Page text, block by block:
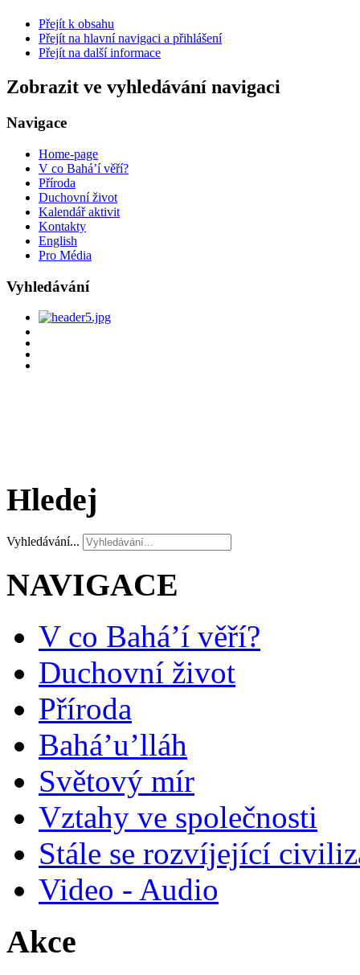
Přejít k obsahu
Přejít na hlavní navigaci a přihlášení
Přejít na další informace
Zobrazit ve vyhledávání navigaci
Navigace
Home-page
V co Bahá’í věří?
Příroda
Duchovní život
Kalendář aktivit
Kontakty
English
Pro Média
Vyhledávání
Hledej
Vyhledávání...
NAVIGACE
V co Bahá’í věří?
Duchovní život
Příroda
Bahá’u’lláh
Světový mír
Vztahy ve společnosti
Stále se rozvíjející
Video - Audio
Akce